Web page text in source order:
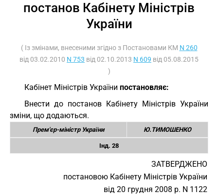
постанов Кабінету Міністрів
України
( Із змінами, внесеними згідно з Постановами КМ N 260
від 03.02.2010 N 753 від 02.10.2013 N 609 від 05.08.2015
)
Кабінет Міністрів України постановляє:
Внести до постанов Кабінету Міністрів України
зміни, що додаються.
Прем'єр-міністр України Ю.ТИМОШЕНКО
Інд. 28
ЗАТВЕРДЖЕНО
постановою Кабінету Міністрів України
від 20 грудня 2008 р. N 1122